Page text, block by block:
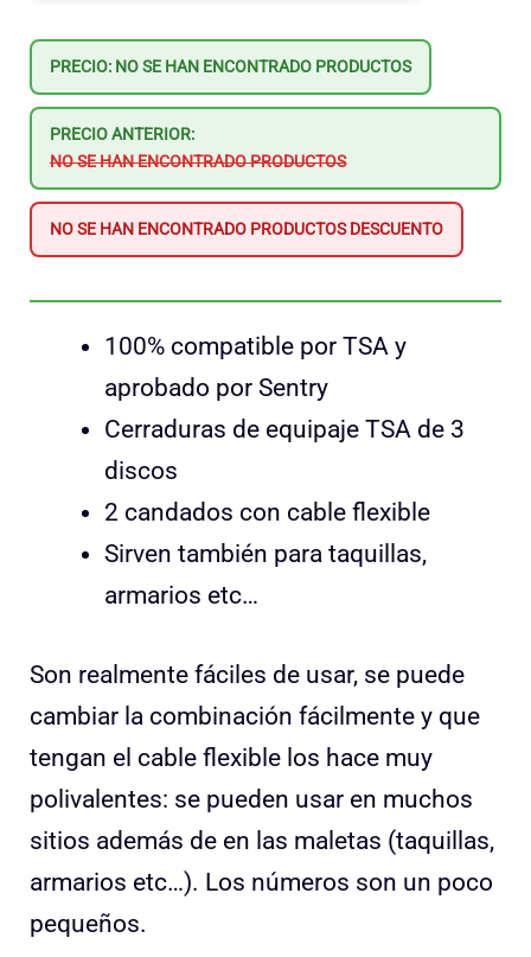
PRECIO: NO SE HAN ENCONTRADO PRODUCTOS
PRECIO ANTERIOR:
NO SE HAN ENCONTRADO PRODUCTOS
NO SE HAN ENCONTRADO PRODUCTOSDESCUENTO
100% compatible por TSA y
aprobado por Sentry
Cerraduras de equipaje TSA de 3
discos
2 candados con cable flexible
Sirven también para taquillas,
armarios etc…
Son realmente fáciles de usar, se puede
cambiar la combinación fácilmente y que
tengan el cable flexible los hace muy
polivalentes: se pueden usar en muchos
sitios además de en las maletas (taquillas,
armarios etc…). Los números son un poco
pequeños.